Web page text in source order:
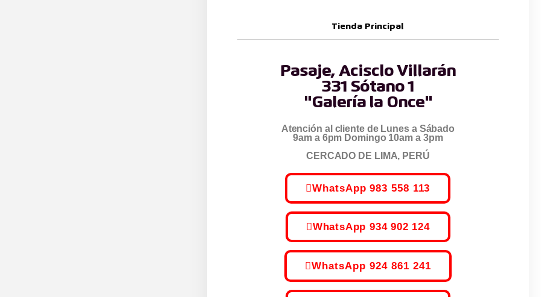
Tienda Principal
Pasaje, Acisclo Villarán
331 Sótano 1
"Galería la Once"
Atención al cliente de Lunes a Sábado
9am a 6pm Domingo 10am a 3pm
CERCADO DE LIMA, PERÚ
WhatsApp 983 558 113
WhatsApp 934 902 124
WhatsApp 924 861 241